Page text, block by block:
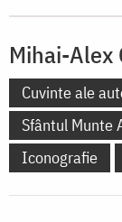
Mihai-Alex
Cuvinte ale
Sfântul Munte
Iconografie